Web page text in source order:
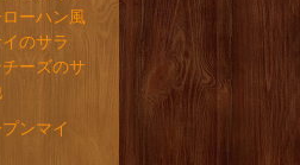
ーハン風
のサラ
ーズのサ
ンマイ